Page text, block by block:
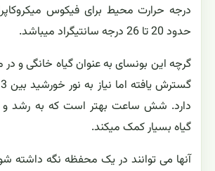
درجه حرارت محیط برای فیکوس
حدود 20 تا 26 درجه سانتیگراد میباشد.
گرچه این بونسای به عنوان گیاه خانگی و
دارد. شش ساعت بهتر است که به رشد و
گیاه بسیار کمک میکند.
آنها می توانند در یک محفظه نگه داشته